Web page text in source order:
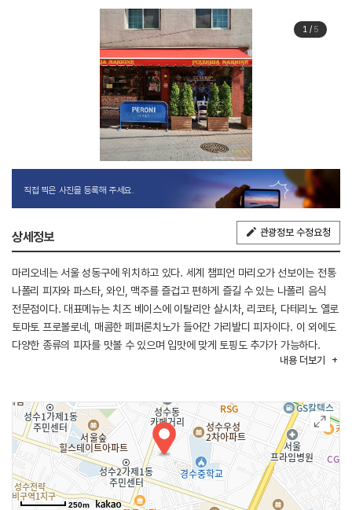
1/ 5
직접 찍은 사진을 등록해 주세요.
상세정보 관광정보 수정요청
마리오네는 서울 성동구에 위치하고 있다. 세계 챔피언 마리오가 선보이는 전통
나폴리 피자와 파스타, 와인, 맥주를 즐겁고 편하게 즐길 수 있는 나폴리 음식
전문점이다. 대표메뉴는 치즈 베이스에 이탈리안 살시차, 리코타, 다테리노 옐로
토마토 프로볼로네, 매콤한 페퍼론치노가 들어간 가리발디 피자이다. 이 외에도
다양한 종류의 피자를 맛볼 수 있으며 입맛에 맞게 토핑도 추가가 가능하다.
내용 더보기
250m